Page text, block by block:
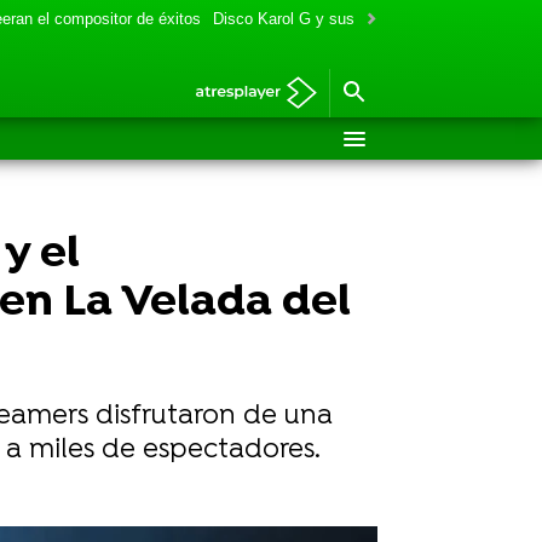
el compositor de éxitos Disco Karol G y sus colaboraciones
el
La Velada del
disfrutaron de una
miles de espectadores.